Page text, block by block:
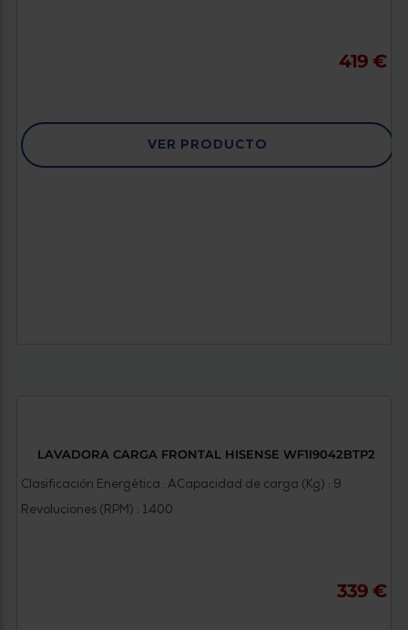
419 €
VER PRODUCTO
LAVADORA CARGA FRONTAL HISENSE WF1I9042BTP2
Clasificación Energética : ACapacidad de carga (Kg) : 9
Revoluciones (RPM) : 1400
339 €